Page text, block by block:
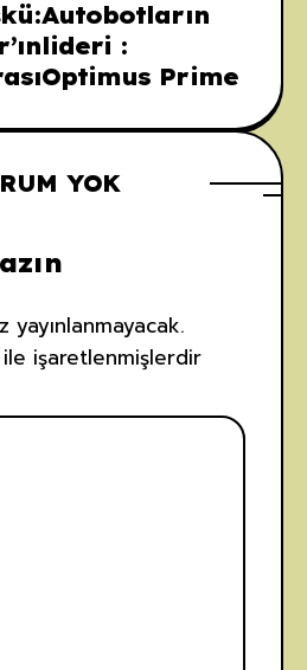
Autobotların
lideri :
Optimus Prime
YOK
ile işaretlenmişlerdir